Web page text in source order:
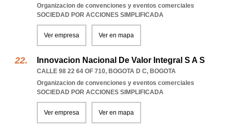
Organizacion de convenciones y eventos comerciales
SOCIEDAD POR ACCIONES SIMPLIFICADA
Ver empresa Ver en mapa
Innovacion Nacional De Valor Integral S A S
CALLE 98 22 64 OF 710, BOGOTA D C, BOGOTA
Organizacion de convenciones y eventos comerciales
SOCIEDAD POR ACCIONES SIMPLIFICADA
Ver empresa Ver en mapa